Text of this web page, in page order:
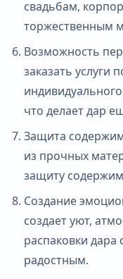
свадьбам,
торжественным
Возможность
заказать услуги
что делает дар
Защита
из прочных
защиту
Создание
создает уют,
распаковки
радостным.